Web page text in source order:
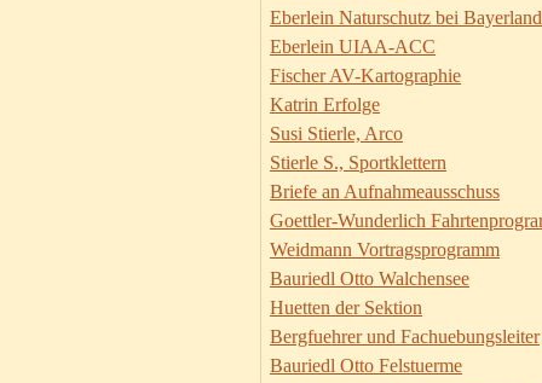
Eberlein Naturschutz bei Bayerland
Eberlein UIAA-ACC
Fischer AV-Kartographie
Katrin Erfolge
Susi Stierle, Arco
Stierle S., Sportklettern
Briefe an Aufnahmeausschuss
Goettler-Wunderlich
Weidmann Vortragsprogramm
Bauriedl Otto Walchensee
Huetten der Sektion
Bergfuehrer und Fachuebungsleiter
Bauriedl Otto Felstuerme